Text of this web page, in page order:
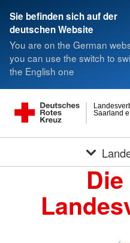
Sie befinden sich auf der
deutschen Website
You are on the German
you can use the switch to
the English one
Saarland